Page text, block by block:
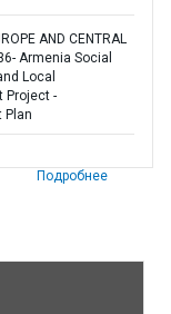
AND CENTRAL
Armenia Social
Local
Project -
Plan
Подробнее